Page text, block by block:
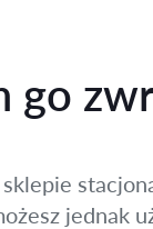
go
jednak